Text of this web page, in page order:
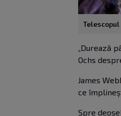
„Durează
Ochs
James
ce
Spre